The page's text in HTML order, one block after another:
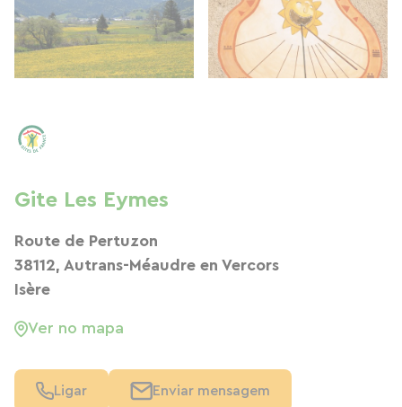
Gite Les Eymes
Route de Pertuzon
38112, Autrans-Méaudre en Vercors
Isère
Ver no mapa
Ligar Enviar mensagem